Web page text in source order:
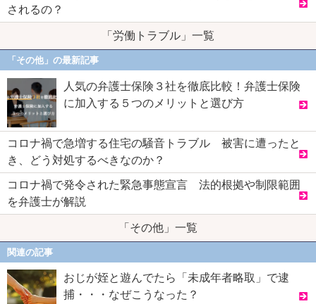
されるの？
「労働トラブル」一覧
「その他」の最新記事
人気の弁護士保険３社を徹底比較！弁護士保険
に加入する５つのメリットと選び方
コロナ禍で急増する住宅の騒音トラブル 被害に遭ったと
き、どう対処するべきなのか？
コロナ禍で発令された緊急事態宣言 法的根拠や制限範囲
を弁護士が解説
「その他」一覧
関連の記事
おじが姪と遊んでたら「未成年者略取」で逮
捕・・・なぜこうなった？